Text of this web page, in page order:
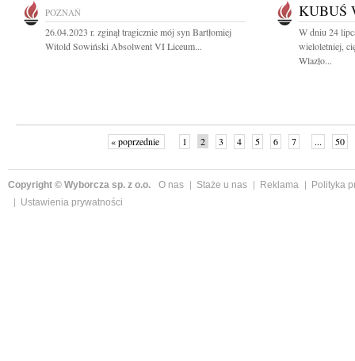
POZNAŃ
26.04.2023 r. zginął tragicznie mój syn Bartłomiej
Witold Sowiński Absolwent VI Liceum...
KUBUŚ
W dniu 24
wieloletniej,
Wlazło...
« poprzednie 1 2 3 4 5 6 7 ... 50
Copyright © Wyborcza sp. z o.o. O nas Staże u nas Reklama
Polityka
Ustawienia prywatności